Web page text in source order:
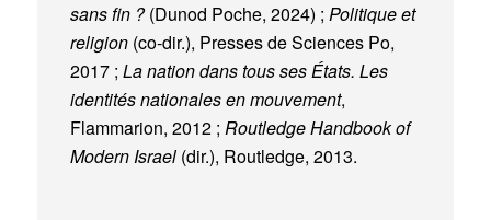
sans fin ?(Dunod Poche, 2024) ; Politique et
religion(co-dir.), Presses de Sciences Po,
2017 ; La nation dans tous ses États. Les
identités nationales en mouvement,
Flammarion, 2012 ; Routledge Handbook of
Modern Israel(dir.), Routledge, 2013.